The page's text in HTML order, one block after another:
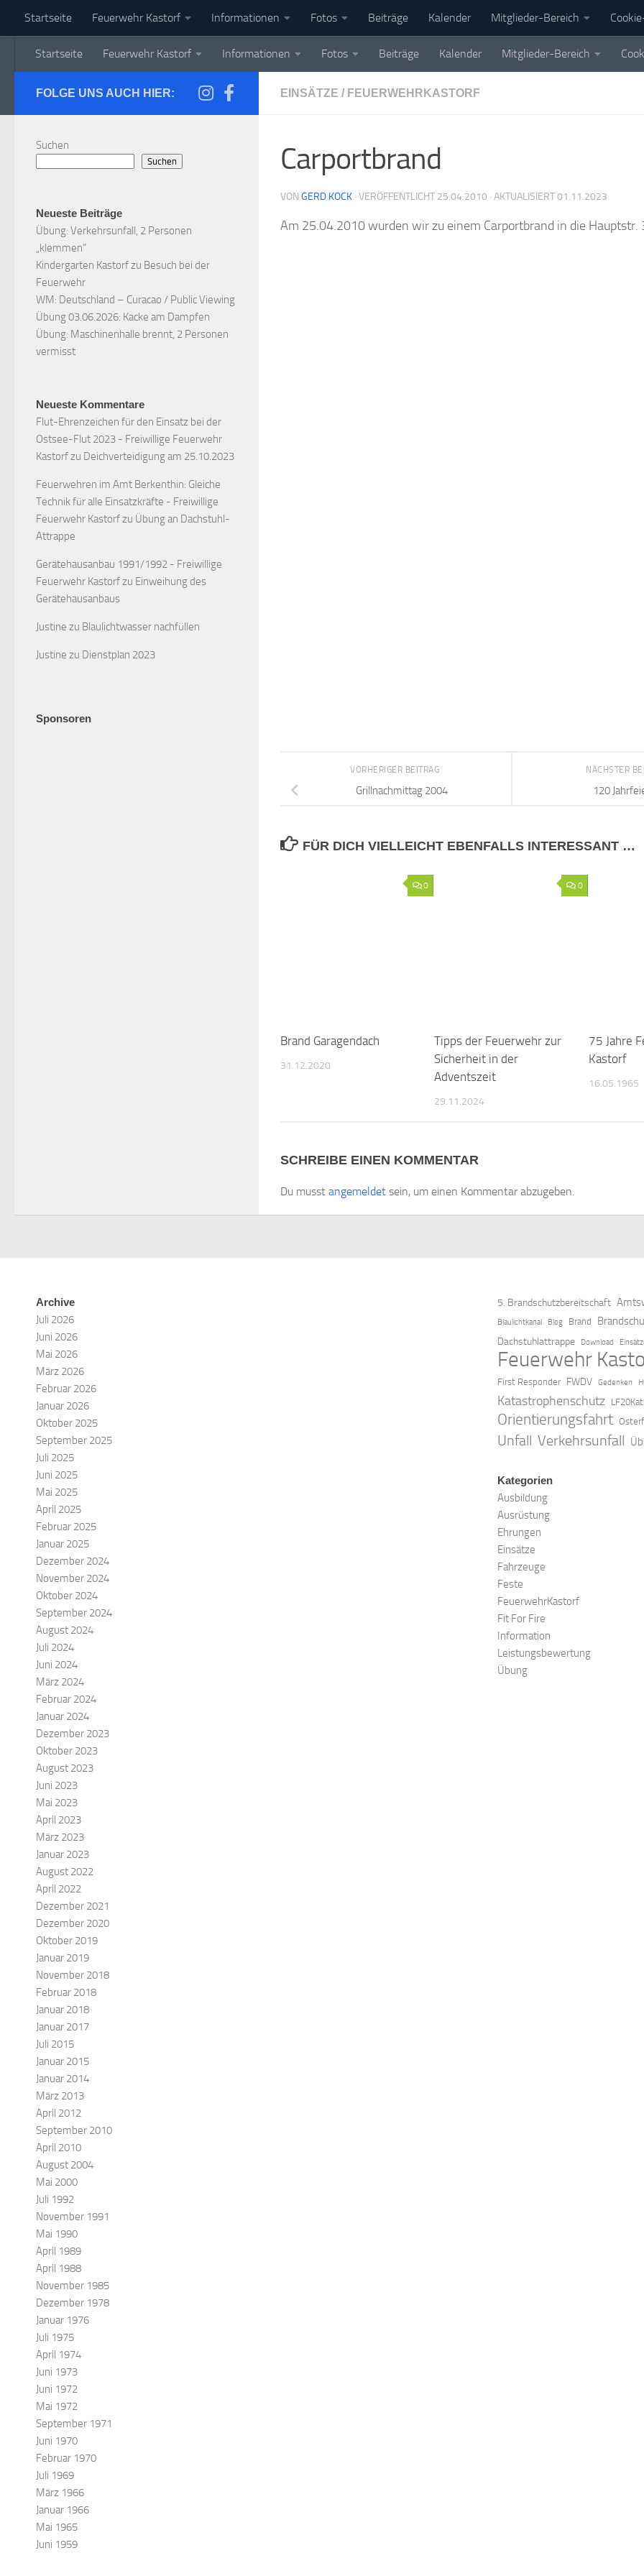
Zum Inhalt springen
Startseite Feuerwehr Kastorf Informationen Fotos Beiträge Kalender Mitglieder-Bereich
Startseite Feuerwehr Kastorf Informationen Fotos Beiträge Kalender Mitglieder-Bereich
EINSÄTZE / FEUERWEHRKASTORF
Carportbrand
VON GERD KOCK · VERÖFFENTLICHT 25.04.2010 · AKTUALISIERT01.11.2023
Am 25.04.2010 wurden wir zu einem Carportbrand in die Hauptstr.
NÄCHSTER
120
VORHERIGER BEITRAG
Grillnachmittag 2004
FÜR DICH VIELLEICHT EBENFALLS INTERESSANT …
0
Brand Garagendach
31.12.2020
0
Tipps der Feuerwehr zur
Sicherheit in der
Adventszeit
29.11.2024
75 Jahre
Kastorf
16.05.1965
SCHREIBE EINEN KOMMENTAR
Du musst angemeldet sein, um einen Kommentar abzugeben.
FOLGE UNS AUCH HIER:
Suchen
Suchen
Neueste Beiträge
Übung: Verkehrsunfall, 2 Personen
„klemmen“
Kindergarten Kastorf zu Besuch bei der
Feuerwehr
WM: Deutschland – Curacao / Public Viewing
Übung 03.06.2026: Kacke am Dampfen
Übung: Maschinenhalle brennt, 2 Personen
vermisst
Neueste Kommentare
Flut-Ehrenzeichen für den Einsatz bei der
Ostsee-Flut 2023 - Freiwillige Feuerwehr
Kastorfzu Deichverteidigung am 25.10.2023
Feuerwehren im Amt Berkenthin: Gleiche
Technik für alle Einsatzkräfte - Freiwillige
Feuerwehr Kastorfzu Übung an Dachstuhl-
Attrappe
Gerätehausanbau 1991/1992 - Freiwillige
Feuerwehr Kastorfzu Einweihung des
Gerätehausanbaus
Justine zu Blaulichtwasser nachfüllen
Justine zu Dienstplan 2023
Sponsoren
Archive
Juli 2026
Juni 2026
Mai 2026
März 2026
Februar 2026
Januar 2026
Oktober 2025
September 2025
Juli 2025
Juni 2025
Mai 2025
April 2025
Februar 2025
Januar 2025
Dezember 2024
November 2024
Oktober 2024
September 2024
August 2024
Juli 2024
Juni 2024
März 2024
Februar 2024
Januar 2024
Dezember 2023
Oktober 2023
August 2023
Juni 2023
Mai 2023
April 2023
März 2023
Januar 2023
August 2022
April 2022
Dezember 2021
Dezember 2020
Oktober 2019
Januar 2019
November 2018
Februar 2018
Januar 2018
Januar 2017
Juli 2015
Januar 2015
Januar 2014
März 2013
April 2012
September 2010
April 2010
August 2004
Mai 2000
Juli 1992
November 1991
Mai 1990
April 1989
April 1988
November 1985
Dezember 1978
Januar 1976
Juli 1975
April 1974
Juni 1973
Juni 1972
Mai 1972
September 1971
Juni 1970
Februar 1970
Juli 1969
März 1966
Januar 1966
Mai 1965
Juni 1959
5. Brandschutzbereitschaft
Blaulichtkanal
Blog Brand
Dachstuhlattrappe
Download
Feuerwehr
First Responder
FWDV Gedenken
Katastrophenschutz
Orientierungsfahrt
Unfall Verkehrsunfall
Kategorien
Ausbildung
Ausrüstung
Ehrungen
Einsätze
Fahrzeuge
Feste
FeuerwehrKastorf
Fit For Fire
Information
Leistungsbewertung
Übung